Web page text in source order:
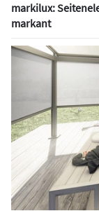
markilux:
markant